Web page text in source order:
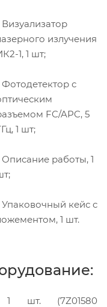
Визуализатор
излучения
1, 1 шт;
Фотодетектор с
FC/APC, 5
1 шт;
Описание работы, 1
Упаковочный кейс с
1 шт.
1 шт. (7Z01580